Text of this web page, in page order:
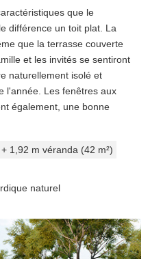
que le
différence un toit plat. La
que la terrasse couverte
et les invités se sentiront
naturellement isolé et
l'année. Les fenêtres aux
également, une bonne
1,92 m véranda (42 m²)
naturel